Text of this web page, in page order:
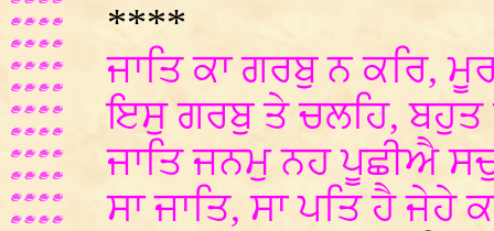
****
ਜਾਤਿ ਕਾ ਗਰਬੁ ਨ ਕਰਿ,
ਇਸੁ ਗਰਬੁ ਤੇ ਚਲਹਿ, ਬਹੁਤ
ਜਾਤਿ ਜਨਮੁ ਨਹ ਪੂਛੀਐ
ਸਾ ਜਾਤਿ, ਸਾ ਪਤਿ ਹੈ